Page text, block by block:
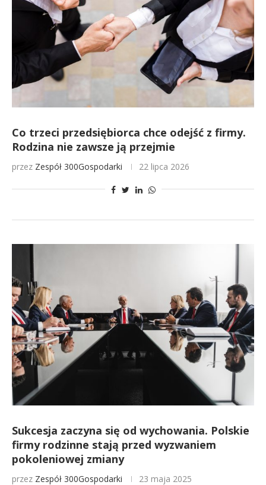
Co trzeci przedsiębiorca chce odejść z firmy.
Rodzina nie zawsze ją przejmie
przez Zespół 300Gospodarki 22 lipca 2026
Sukcesja zaczyna się od wychowania. Polskie
firmy rodzinne stają przed wyzwaniem
pokoleniowej zmiany
przez Zespół 300Gospodarki 23 maja 2025